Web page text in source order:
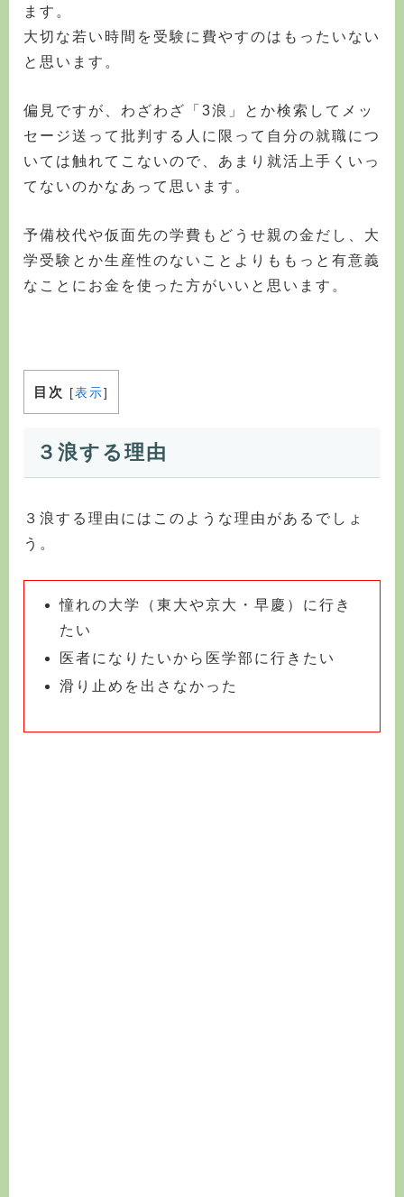
ます。
大切な若い時間を受験に費やすのはもったいない
と思います。
偏見ですが、わざわざ「3浪」とか検索してメッ
セージ送って批判する人に限って自分の就職につ
いては触れてこないので、あまり就活上手くいっ
てないのかなあって思います。
予備校代や仮面先の学費もどうせ親の金だし、大
学受験とか生産性のないことよりももっと有意義
なことにお金を使った方がいいと思います。
目次 [表示]
３浪する理由
３浪する理由にはこのような理由があるでしょ
う。
憧れの大学（東大や京大・早慶）に行き
たい
医者になりたいから医学部に行きたい
滑り止めを出さなかった